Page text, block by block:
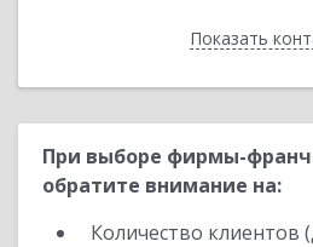
ПоказатьНазад
При выборе фирмы-
обратите внимание на:
Количество клиентов